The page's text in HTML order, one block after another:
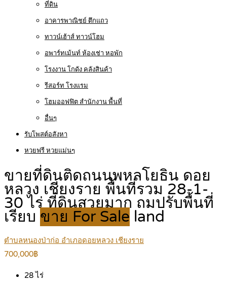
ที่ดิน
อาคารพาณิชย์ ตึกแถว
ทาวน์เฮ้าส์ ทาวน์โฮม
อพาร์ทเม้นท์ ห้องเช่า หอพัก
โรงงาน โกดัง คลังสินค้า
รีสอร์ท โรงแรม
โฮมออฟฟิต สำนักงาน พื้นที่
อื่นๆ
รับโพสต์อสังหา
หวยฟรี หวยแม่นๆ
ขายที่ดินติดถนนพหลโยธิน ดอย
หลวง เชียงราย พื้นที่รวม 28-1-
30 ไร่ ที่ดินสวยมาก ถมปรับพื้นที่
เรียบ ขาย For Sale land
ตำบลหนองป่าก่อ อำเภอดอยหลวง เชียงราย
700,000฿
28ไร่